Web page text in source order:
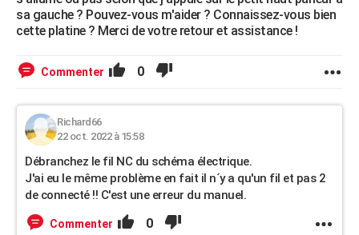
sa gauche ? Pouvez-vous m'aider ? Connaissez-vous bien
cette platine ? Merci de votre retour et assistance !
Commenter 0
Richard66
22 oct. 2022 à 15:58
Débranchez le fil NC du schéma électrique.
J'ai eu le même problème en fait il n´y a qu'un fil et pas 2
de connecté !! C'est une erreur du manuel.
Commenter 0